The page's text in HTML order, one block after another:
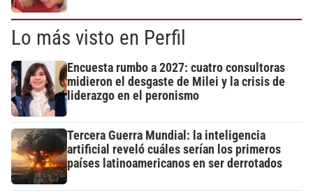
Lo más visto en Perfil
Encuesta rumbo a 2027: cuatro consultoras
midieron el desgaste de Milei y la crisis de
liderazgo en el peronismo
Tercera Guerra Mundial: la inteligencia
artificial reveló cuáles serían los primeros
países latinoamericanos en ser derrotados